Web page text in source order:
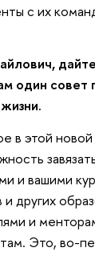
с их
один совет
в этой
и вашими
других
и
Это, во-